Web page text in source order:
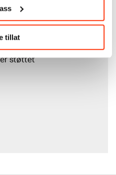
tillat
av museets
Edvard Munchs
støttet